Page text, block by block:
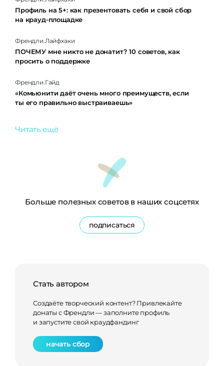
Профиль на 5+: как презентовать себя и свой сбор
на крауд-площадке
Френдли.Лайфхаки
ПОЧЕМУ мне никто не донатит? 10 советов, как
просить о поддержке
Френдли.Гайд
«Комьюнити даёт очень много преимуществ, если
ты его правильно выстраиваешь»
Читать ещё
Больше полезных советов в наших соцсетях
подписаться
Стать автором
Создаёте творческий контент? Привлекайте
донаты с Френдли — заполните профиль
и запустите свой краудфандинг
начать сбор